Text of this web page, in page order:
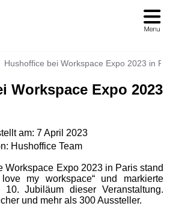
Hushoffice bei Workspace Expo 2023 in
Workspace Expo 2023
am: 7 April 2023
Hushoffice Team
Workspace Expo 2023 in Paris stand
my workspace“ und markierte
Jubiläum dieser Veranstaltung.
und mehr als 300 Aussteller.